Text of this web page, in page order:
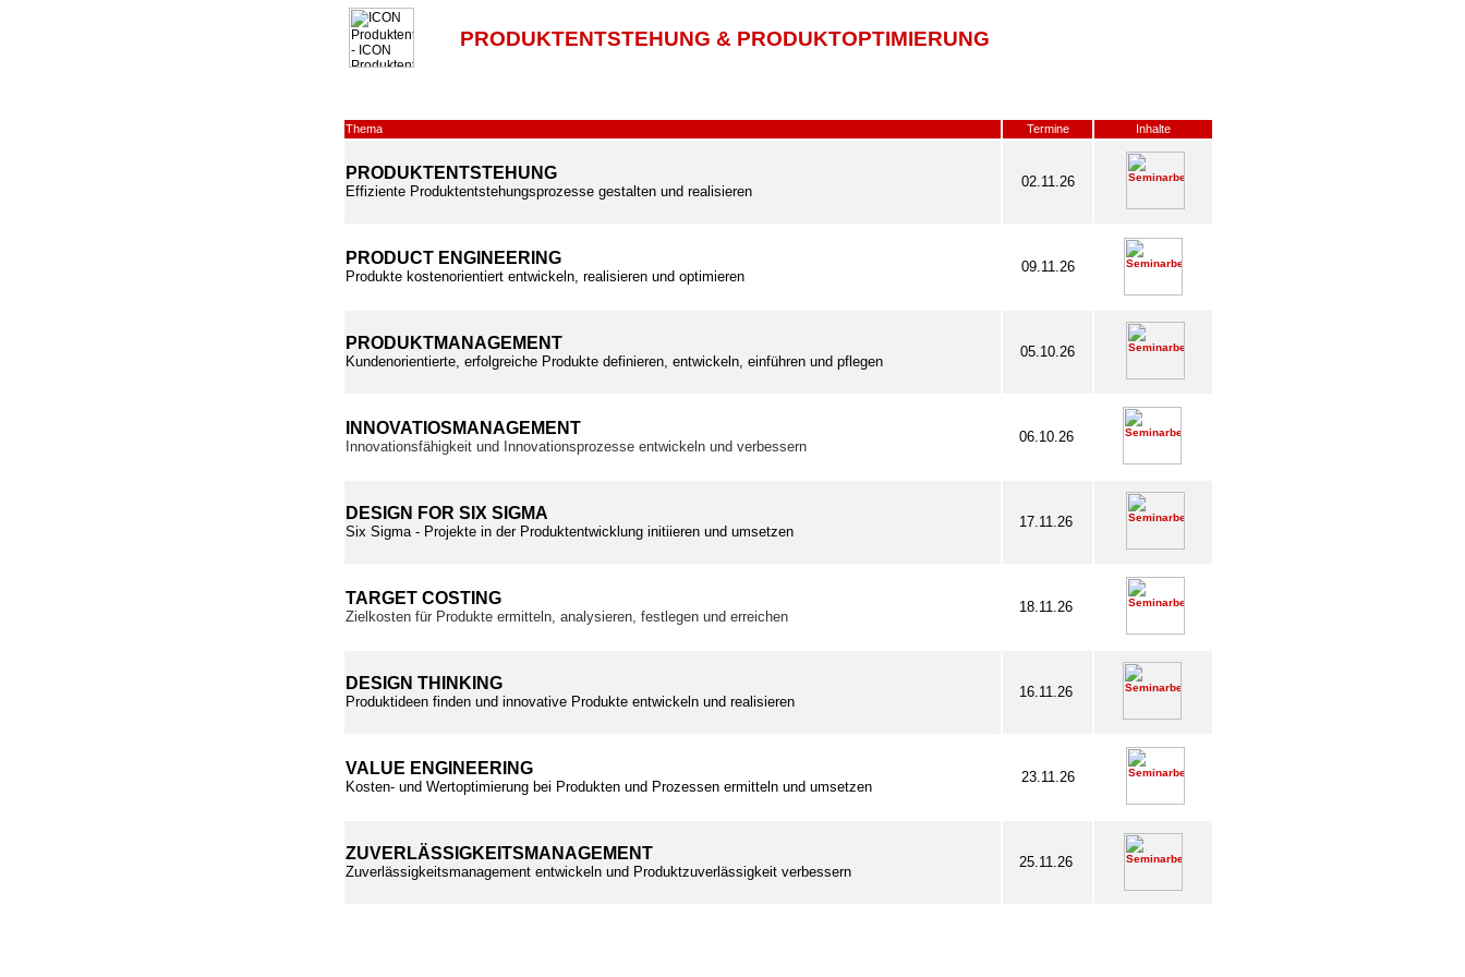
PRODUKTENTSTEHUNG & PRODUKTOPTIMIERUNG
Thema Termine Inhalte
PRODUKTENTSTEHUNG
Effiziente Produktentstehungsprozesse gestalten und realisieren
02.11.26
PRODUCT ENGINEERING
Produkte kostenorientiert entwickeln, realisieren und optimieren
09.11.26
PRODUKTMANAGEMENT
Kundenorientierte, erfolgreiche Produkte definieren, entwickeln, einführen und pflegen
05.10.26
INNOVATIOSMANAGEMENT
Innovationsfähigkeit und Innovationsprozesse entwickeln und verbessern
06.10.26
DESIGN FOR SIX SIGMA
Six Sigma - Projekte in der Produktentwicklung initiieren und umsetzen
17.11.26
TARGET COSTING
Zielkosten für Produkte ermitteln, analysieren, festlegen und erreichen
18.11.26
DESIGN THINKING
Produktideen finden und innovative Produkte entwickeln und realisieren
16.11.26
VALUE ENGINEERING
Kosten- und Wertoptimierung bei Produkten und Prozessen ermitteln und umsetzen
23.11.26
ZUVERLÄSSIGKEITSMANAGEMENT
Zuverlässigkeitsmanagement entwickeln und Produktzuverlässigkeit verbessern
25.11.26